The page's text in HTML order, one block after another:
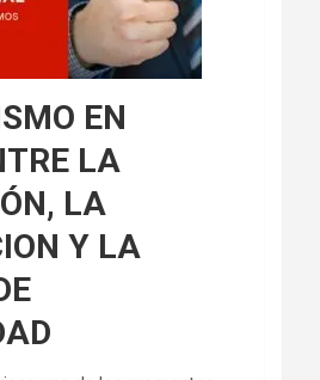
EN
LA
LA
Y LA